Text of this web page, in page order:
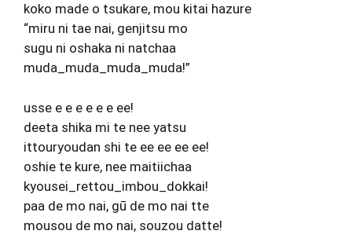
koko made o tsukare, mou kitai hazure
“miru ni tae nai, genjitsu mo
sugu ni oshaka ni natchaa
muda_muda_muda_muda!”
usse e e e e e e ee!
deeta shika mi te nee yatsu
ittouryoudan shi te ee ee ee ee!
oshie te kure, nee maitiichaa
kyousei_rettou_imbou_dokkai!
paa de mo nai, gū de mo nai tte
mousou de mo nai, souzou datte!